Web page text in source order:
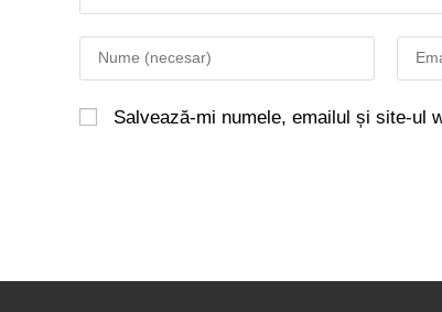
Salvează-mi numele, emailul și site-ul